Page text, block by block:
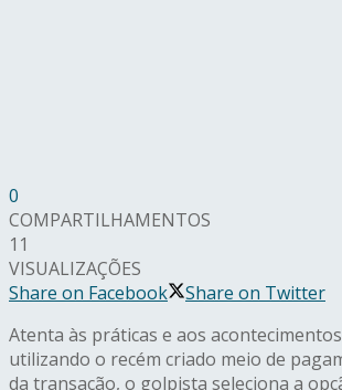
0
COMPARTILHAMENTOS
11
VISUALIZAÇÕES
Share on Facebook
Share on Twitter
Atenta às práticas e aos
utilizando o recém criado meio de
da transação, o golpista seleciona a